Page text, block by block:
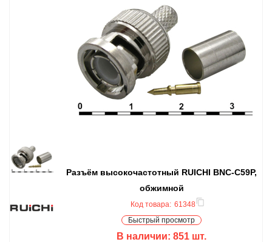
Разъём высокочастотный RUICHI BNC-C59P,
обжимной
Код товара: 61348
Быстрый просмотр
В наличии: 851 шт.